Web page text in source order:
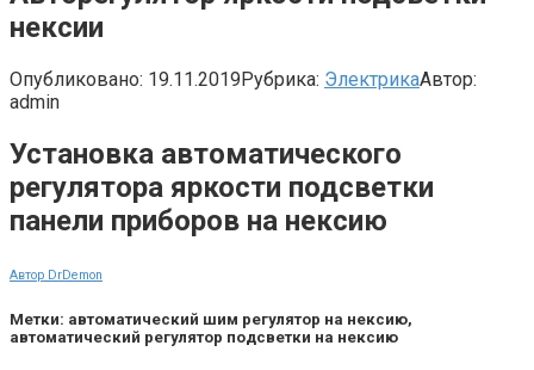
нексии
Опубликовано: 19.11.2019Рубрика: ЭлектрикаАвтор:
admin
Установка автоматического
регулятора яркости подсветки
панели приборов на нексию
Автор DrDemon
Метки: автоматический шим регулятор на нексию,
автоматический регулятор подсветки на нексию